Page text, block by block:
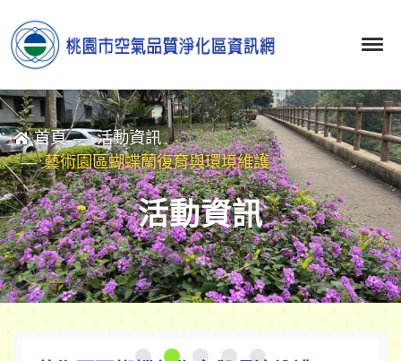
首頁
活動資訊
藝術園區蝴蝶蘭復育與環境維護
活動資訊